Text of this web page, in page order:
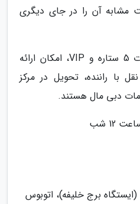
مشابه آن را در جای دیگری
محصولات انحصاری، خدمات 5 ستاره و VIP، امکان ارائه
با راننده، تحویل در مرکز
دبی مال هستند.
12 شب
برج خلیفه)، اتوبوس